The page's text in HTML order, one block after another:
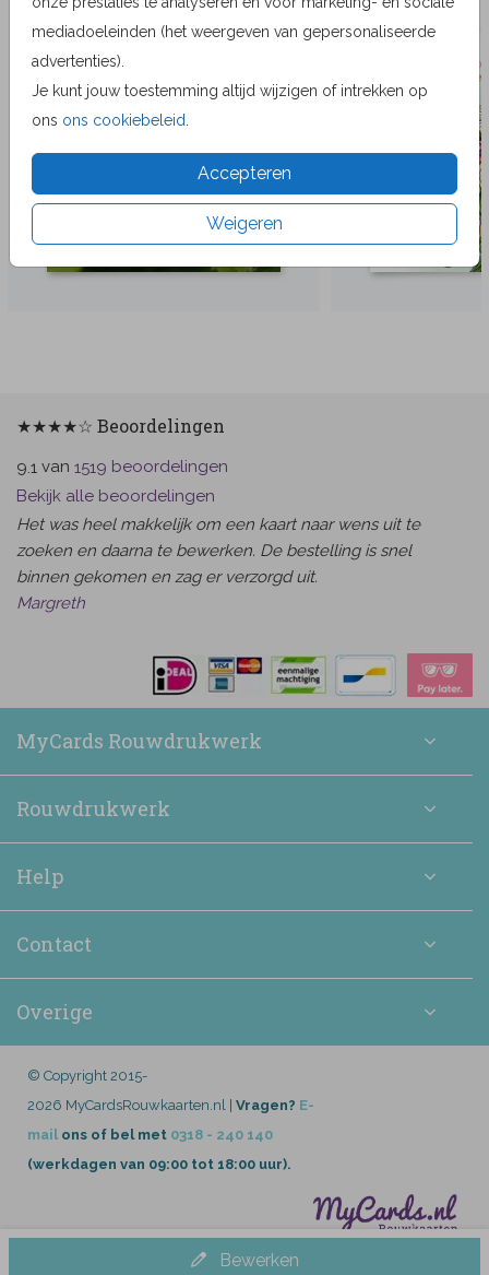
mediadoeleinden (het weergeven van gepersonaliseerde
advertenties).
Je kunt jouw toestemming altijd wijzigen of intrekken op
ons ons cookiebeleid
Accepteren
Weigeren
Bewerken
★★★★☆ Beoordelingen
9.1 van 1519 beoordelingen
Bekijk alle beoordelingen
Het was heel makkelijk om een kaart naar wens uit te
zoeken en daarna te bewerken. De bestelling is snel
binnen gekomen en zag er verzorgd uit.
Margreth
MyCards Rouwdrukwerk
Rouwdrukwerk
Help
Contact
Overige
© Copyright 2015-
2026 MyCardsRouwkaarten.nl | Vragen? E-
mail ons of bel met 0318 - 240 140
(werkdagen van 09:00 tot 18:00 uur).